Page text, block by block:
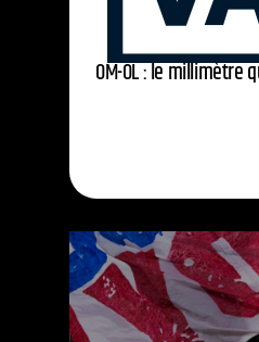
OM-OL : le millimètre